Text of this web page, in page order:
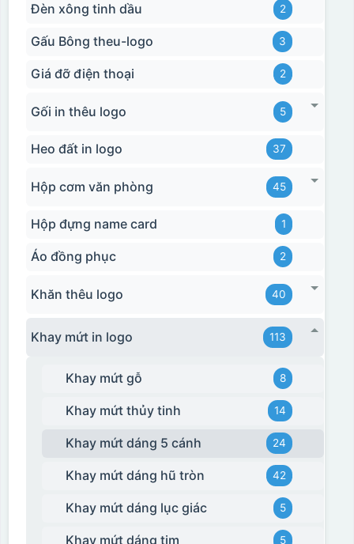
Đèn xông tinh dầu 2
Gấu Bông theu-logo 3
Giá đỡ điện thoại 2
Gối in thêu logo 5
Heo đất in logo 37
Hộp cơm văn phòng 45
Hộp đựng name card 1
Áo đồng phục 2
Khăn thêu logo 40
Khay mứt in logo 113
Khay mứt gỗ 8
Khay mứt thủy tinh 14
Khay mứt dáng 5 cánh 24
Khay mứt dáng hũ tròn 42
Khay mứt dáng lục giác 5
Khay mứt dáng tim 5